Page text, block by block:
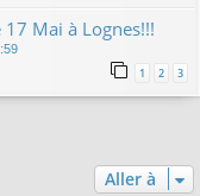
Mai à Lognes!!!
1 2 3
Aller à